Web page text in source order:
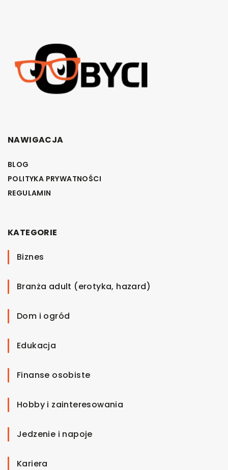
NAWIGACJA
BLOG
POLITYKA PRYWATNOŚCI
REGULAMIN
KATEGORIE
Biznes
Branża adult (erotyka, hazard)
Dom i ogród
Edukacja
Finanse osobiste
Hobby i zainteresowania
Jedzenie i napoje
Kariera